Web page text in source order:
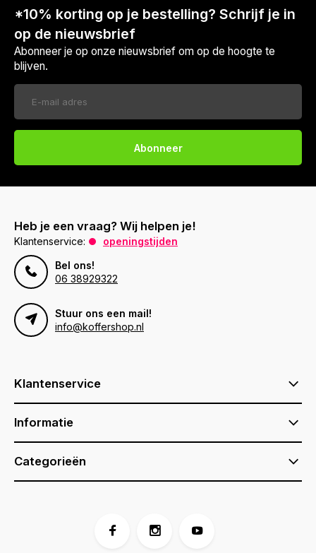
*10% korting op je bestelling? Schrijf je in
op de nieuwsbrief
Abonneer je op onze nieuwsbrief om op de hoogte te
blijven.
Abonneer
Heb je een vraag? Wij helpen je!
Klantenservice:
openingstijden
Bel ons!
06 38929322
Stuur ons een mail!
info@koffershop.nl
Klantenservice
Informatie
Categorieën